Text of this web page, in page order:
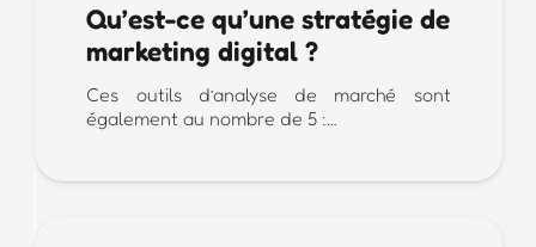
Qu’est-ce qu’une stratégie de
marketing digital ?
Ces outils d’analyse de marché sont
également au nombre de 5 :…